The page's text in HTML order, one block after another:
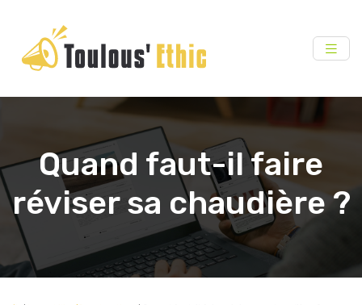
Quand faut-il faire
réviser sa chaudière ?